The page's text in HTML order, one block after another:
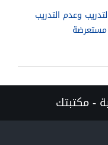
وعدم التدريب
مستعرضة
- مكتبتك